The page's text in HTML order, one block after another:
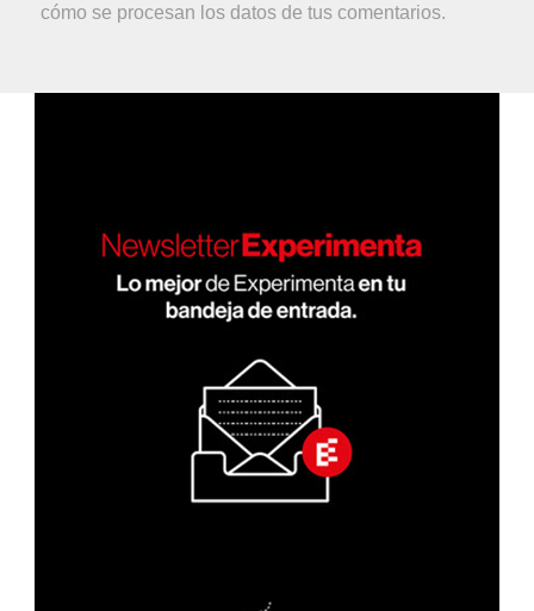
cómo se procesan los datos de tus comentarios.